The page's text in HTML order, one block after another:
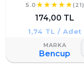
5.0 (21)
174,00 TL
1,74 TL / Adet
Bencup